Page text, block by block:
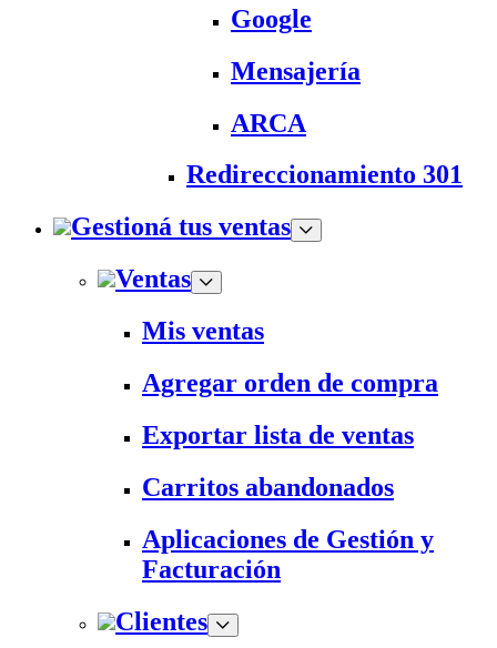
Google
Mensajería
ARCA
Redireccionamiento 301
Gestioná tus ventas
Ventas
Mis ventas
Agregar orden de compra
Exportar lista de ventas
Carritos abandonados
Aplicaciones de Gestión y
Facturación
Clientes